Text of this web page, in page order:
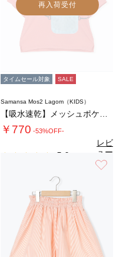
再入荷受付
タイムセール対象 SALE
Samansa Mos2 Lagom（KIDS）
￥770 -53%OFF-
5.0
レビ
ュー
を見
る